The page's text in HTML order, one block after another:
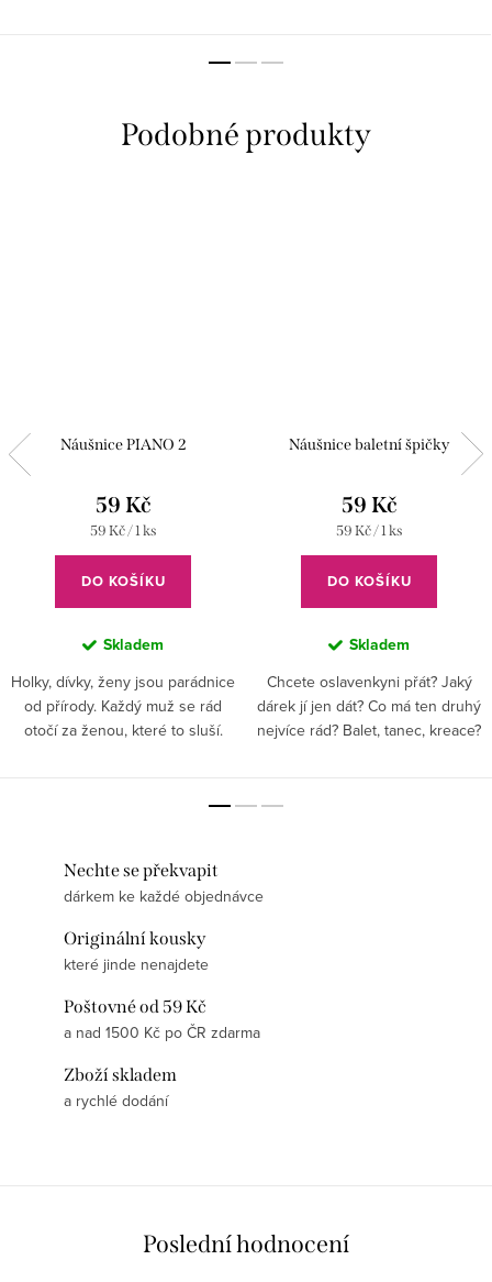
vyjímat a vy se budete cítit...
vyjímat a vy se budete cítit...
Náušnice PIANO 2
59 Kč
Měrná
cena:
59 Kč / 1 ks
DO KOŠÍKU
Skladem
Holky, dívky, ženy jsou parádnice
od přírody. Každý muž se rád
otočí za ženou, které to sluší.
Náušnice baletní špičky
59 Kč
Měrná
cena:
59 Kč / 1 ks
DO KOŠÍKU
Skladem
Chcete oslavenkyni přát? Jaký
dárek jí jen dát? Co má ten druhý
nejvíce rád? Balet, tanec, kreace?
Nechte se překvapit
dárkem ke každé objednávce
Originální kousky
které jinde nenajdete
Poštovné od 59 Kč
a nad 1500 Kč po ČR zdarma
Zboží skladem
a rychlé dodání
Poslední hodnocení